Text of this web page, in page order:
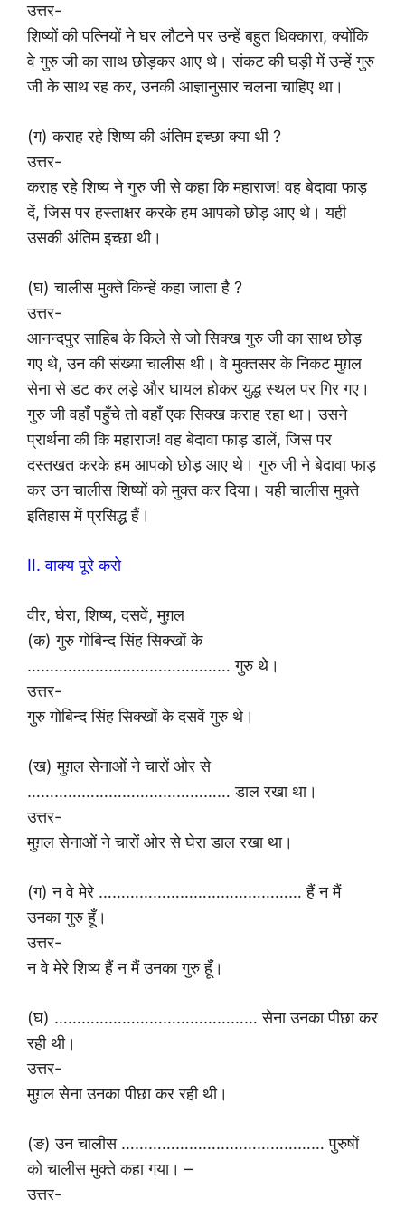
उत्तर-
शिष्यों की पत्नियों ने घर लौटने पर उन्हें बहुत धिक्कारा, क्योंकि
वे गुरु जी का साथ छोड़कर आए थे। संकट की घड़ी में उन्हें गुरु
जी के साथ रह कर, उनकी आज्ञानुसार चलना चाहिए था।
(ग) कराह रहे शिष्य की अंतिम इच्छा क्या थी ?
उत्तर-
कराह रहे शिष्य ने गुरु जी से कहा कि महाराज! वह बेदावा फाड़
दें, जिस पर हस्ताक्षर करके हम आपको छोड़ आए थे। यही
उसकी अंतिम इच्छा थी।
(घ) चालीस मुक्ते किन्हें कहा जाता है ?
उत्तर-
आनन्दपुर साहिब के किले से जो सिक्ख गुरु जी का साथ छोड़
गए थे, उन की संख्या चालीस थी। वे मुक्तसर के निकट मुग़ल
सेना से डट कर लड़े और घायल होकर युद्ध स्थल पर गिर गए।
गुरु जी वहाँ पहुँचे तो वहाँ एक सिक्ख कराह रहा था। उसने
प्रार्थना की कि महाराज! वह बेदावा फाड़ डालें, जिस पर
दस्तखत करके हम आपको छोड़ आए थे। गुरु जी ने बेदावा फाड़
कर उन चालीस शिष्यों को मुक्त कर दिया। यही चालीस मुक्ते
इतिहास में प्रसिद्ध हैं।
II. वाक्य पूरे करो
वीर, घेरा, शिष्य, दसवें, मुग़ल
(क) गुरु गोबिन्द सिंह सिक्खों के
……………………………………… गुरु थे।
उत्तर-
गुरु गोबिन्द सिंह सिक्खों के दसवें गुरु थे।
(ख) मुग़ल सेनाओं ने चारों ओर से
……………………………………… डाल रखा था।
उत्तर-
मुग़ल सेनाओं ने चारों ओर से घेरा डाल रखा था।
(ग) न वे मेरे ……………………………………… हैं न मैं
उनका गुरु हूँ।
उत्तर-
न वे मेरे शिष्य हैं न मैं उनका गुरु हूँ।
(घ) ……………………………………… सेना उनका पीछा कर
रही थी।
उत्तर-
मुग़ल सेना उनका पीछा कर रही थी।
(ङ) उन चालीस ……………………………………… पुरुषों
को चालीस मुक्ते कहा गया। –
उत्तर-